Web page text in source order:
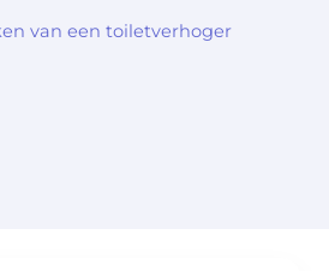
van een toiletverhoger